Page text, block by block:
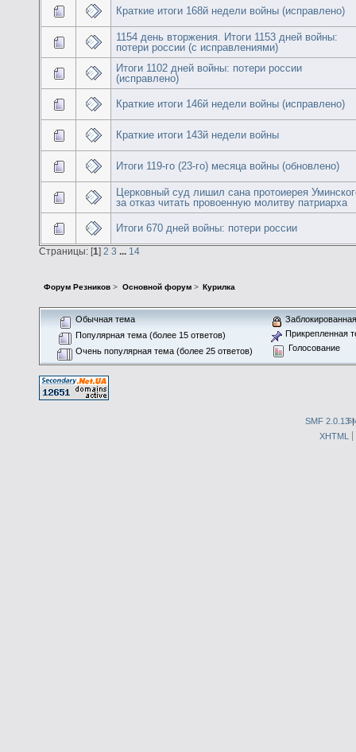
Краткие итоги 168й недели войны (исправлено)
1154 день вторжения. Итоги 1153 дней войны:
потери россии (с исправлениями)
Итоги 1102 дней войны: потери россии
(исправлено)
Краткие итоги 146й недели войны (исправлено)
Краткие итоги 143й недели войны
Итоги 119-го (23-го) месяца войны (обновлено)
Церковный суд лишил сана протоиерея
за отказ читать провоенную молитву патриарха
Итоги 670 дней войны: потери россии
Страницы: [1] 2 3 ... 14
Форум Резников > Основной форум> Курилка
Обычная тема
Популярная тема (более 15 ответов)
Очень популярная тема (более 25 ответов)
Прикрепленная
Голосование
SMF 2.0.13|
XHTML